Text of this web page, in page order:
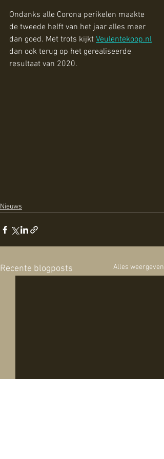
Ondanks alle Corona perikelen maakte
de tweede helft van het jaar alles meer
dan goed. Met trots kijkt Veulentekoop.nl
dan ook terug op het gerealiseerde
resultaat van 2020.
Nieuws
Recente blogposts Alles weergeven